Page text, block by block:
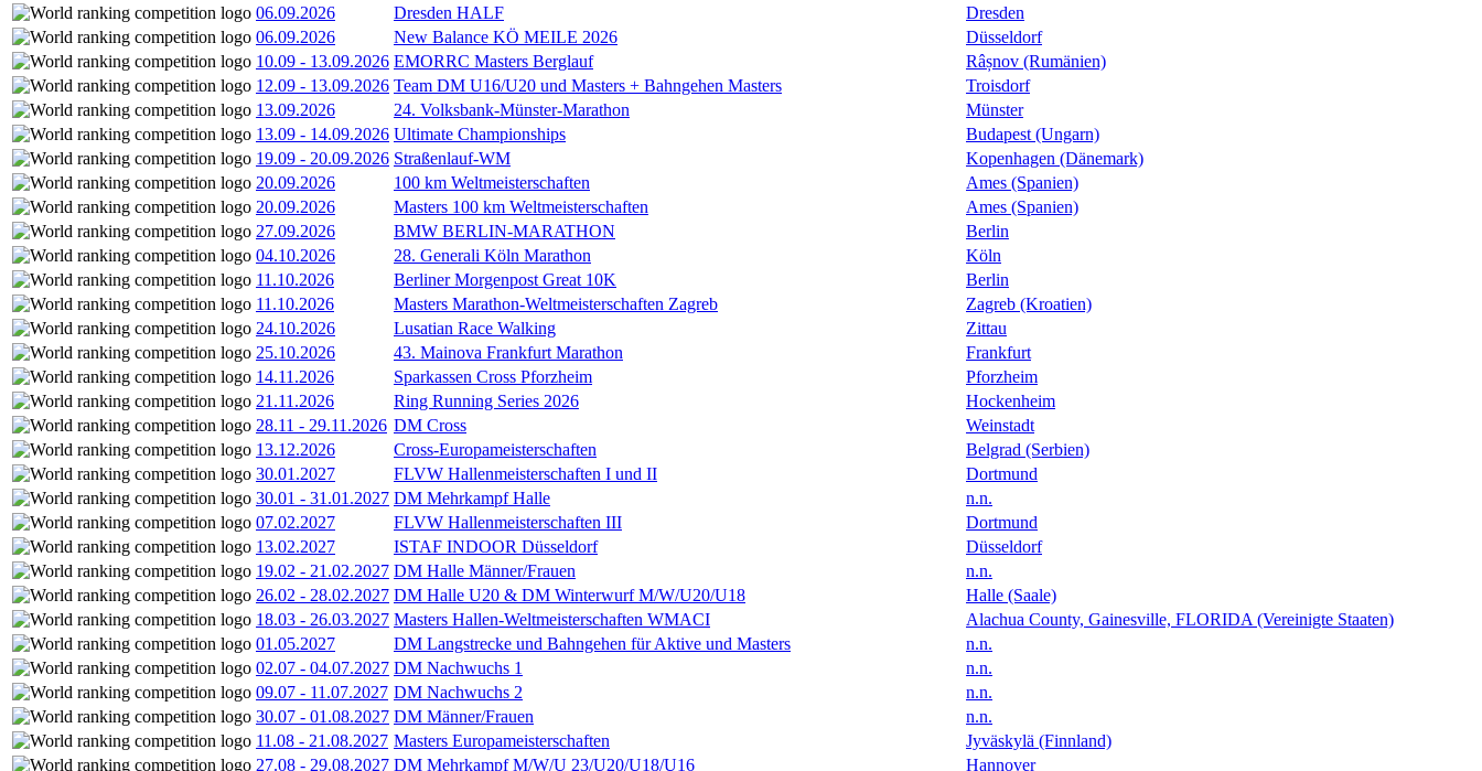
06.09.2026
Dresden HALF
Dresden
06.09.2026
New Balance KÖ MEILE 2026
Düsseldorf
10.09 - 13.09.2026 EMORRC Masters Berglauf
Râșnov (Rumänien)
12.09 - 13.09.2026 Team DM U16/U20 und Masters + Bahngehen Masters
Troisdorf
13.09.2026
24. Volksbank-Münster-Marathon
Münster
13.09 - 14.09.2026 Ultimate Championships
Budapest (Ungarn)
19.09 - 20.09.2026 Straßenlauf-WM
Kopenhagen (Dänemark)
20.09.2026
100 km Weltmeisterschaften
Ames (Spanien)
20.09.2026
Masters 100 km Weltmeisterschaften
Ames (Spanien)
27.09.2026
BMW BERLIN-MARATHON
Berlin
04.10.2026
28. Generali Köln Marathon
Köln
11.10.2026
Berliner Morgenpost Great 10K
Berlin
11.10.2026
Masters Marathon-Weltmeisterschaften Zagreb
Zagreb (Kroatien)
24.10.2026
Lusatian Race Walking
Zittau
25.10.2026
43. Mainova Frankfurt Marathon
Frankfurt
14.11.2026
Sparkassen Cross Pforzheim
Pforzheim
21.11.2026
Ring Running Series 2026
Hockenheim
28.11 - 29.11.2026 DM Cross
Weinstadt
13.12.2026
Cross-Europameisterschaften
Belgrad (Serbien)
30.01.2027
FLVW Hallenmeisterschaften I und II
Dortmund
30.01 - 31.01.2027 DM Mehrkampf Halle
n.n.
07.02.2027
FLVW Hallenmeisterschaften III
Dortmund
13.02.2027
ISTAF INDOOR Düsseldorf
Düsseldorf
19.02 - 21.02.2027 DM Halle Männer/Frauen
n.n.
26.02 - 28.02.2027 DM Halle U20 & DM Winterwurf M/W/U20/U18
Halle (Saale)
18.03 - 26.03.2027 Masters Hallen-Weltmeisterschaften WMACI
Alachua County, Gainesville, FLORIDA (Vereinigte Staaten)
01.05.2027
DM Langstrecke und Bahngehen für Aktive und Masters
n.n.
02.07 - 04.07.2027 DM Nachwuchs 1
n.n.
09.07 - 11.07.2027 DM Nachwuchs 2
n.n.
30.07 - 01.08.2027 DM Männer/Frauen
n.n.
11.08 - 21.08.2027 Masters Europameisterschaften
Jyväskylä (Finnland)
27.08 - 29.08.2027 DM Mehrkampf M/W/U 23/U20/U18/U16 Hannover